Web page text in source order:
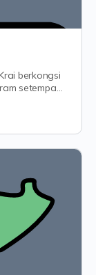
berkongsi
setempat